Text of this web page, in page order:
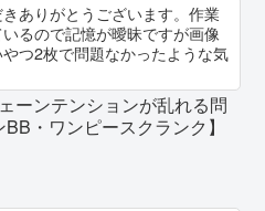
ありがとうございます。作業
るので記憶が曖昧ですが画像
つ2枚で問題なかったような気
ーンテンションが乱れる問
・ワンピースクランク】